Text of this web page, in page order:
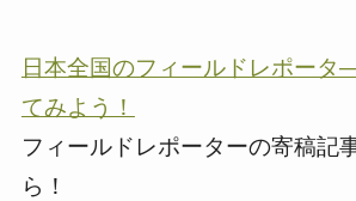
日本全国のフィールドレポータ
てみよう！
フィールドレポーターの寄稿記
ら！